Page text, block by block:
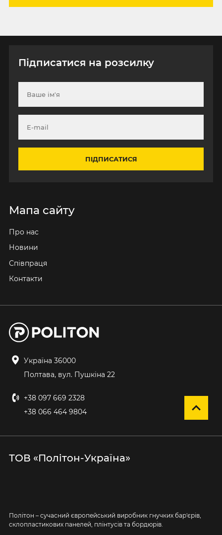
Підписатися на розсилку
ПІДПИСАТИСЯ
Україна 36000
Полтава, вул. Пушкіна 22
+38 097 669 2328
+38 066 464 9804
Мапа сайту
Про нас
Новини
Співпраця
Контакти
ТОВ «Політон-Україна»
Політон – сучасний європейський виробник гнучких бар'єрів,
склопластикових панелей, плінтусів та бордюрів.